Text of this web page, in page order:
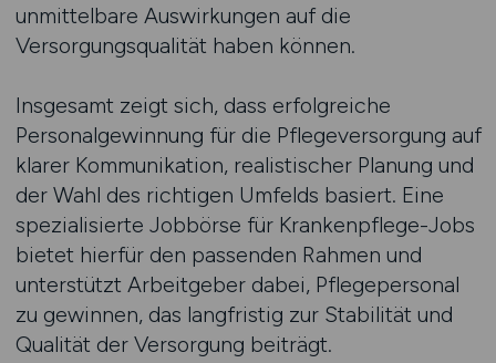
unmittelbare Auswirkungen auf die
Versorgungsqualität haben können.
Insgesamt zeigt sich, dass erfolgreiche
Personalgewinnung für die Pflegeversorgung auf
klarer Kommunikation, realistischer Planung und
der Wahl des richtigen Umfelds basiert. Eine
spezialisierte Jobbörse für Krankenpflege-Jobs
bietet hierfür den passenden Rahmen und
unterstützt Arbeitgeber dabei, Pflegepersonal
zu gewinnen, das langfristig zur Stabilität und
Qualität der Versorgung beiträgt.